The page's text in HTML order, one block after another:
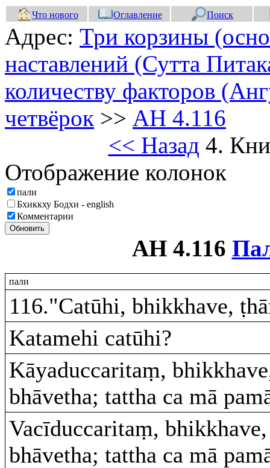
Что нового Оглавление Поиск
Адрес: Три корзины
наставлений (Сутта
количеству факторов
четвёрок >> АН 4.116
<< Назад 4.
Отображение колонок
пали
Бхиккху Бодхи - english
Комментарии
Обновить
АН 4.116
пали
116."Catūhi, bhikkhave,
Katamehi catūhi?
Kāyaduccaritaṃ,
bhāvetha; tattha ca mā
Vacīduccaritaṃ,
bhāvetha; tattha ca mā